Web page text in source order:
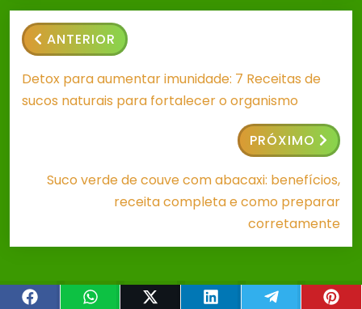
ANTERIOR
Detox para aumentar imunidade: 7 Receitas de
sucos naturais para fortalecer o organismo
PRÓXIMO
Suco verde de couve com abacaxi: benefícios,
receita completa e como preparar
corretamente